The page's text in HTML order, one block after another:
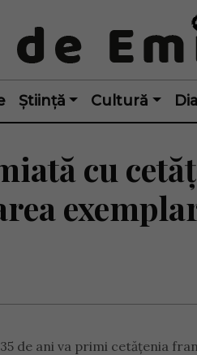
Știință Cultură
cu
de ani va primi cetățenia